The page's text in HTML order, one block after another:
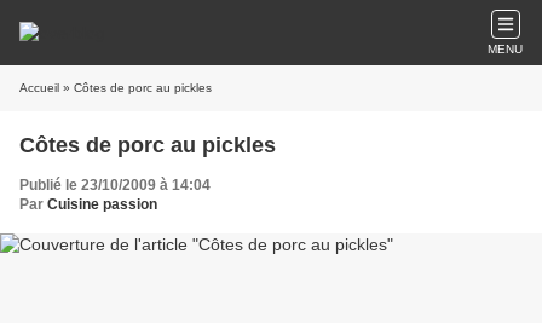
MENU
Accueil » Côtes de porc au pickles
Côtes de porc au pickles
Publié le 23/10/2009 à 14:04
Par Cuisine passion